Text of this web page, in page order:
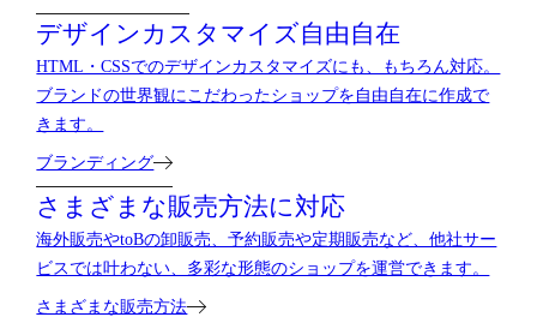
デザインカスタマイズ自由自在
HTML・CSSでのデザインカスタマイズにも、もちろん対応。
ブランドの世界観にこだわったショップを自由自在に作成で
きます。
ブランディング
さまざまな販売方法に対応
海外販売やtoBの卸販売、予約販売や定期販売など、他社サー
ビスでは叶わない、多彩な形態のショップを運営できます。
さまざまな販売方法